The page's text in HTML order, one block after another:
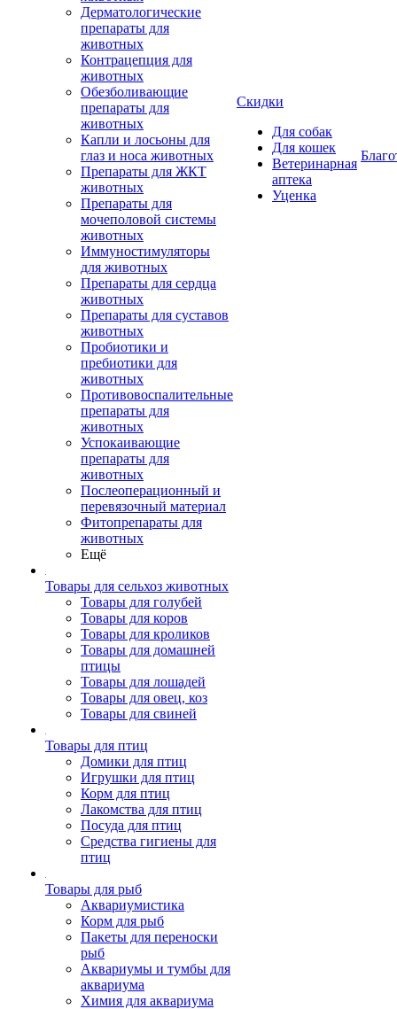
Дерматологические
препараты для
животных
Контрацепция для
животных
Обезболивающие
препараты для
животных
Капли и лосьоны для
глаз и носа животных
Препараты для ЖКТ
животных
Препараты для
мочеполовой системы
животных
Иммуностимуляторы
для животных
Препараты для сердца
животных
Препараты для суставов
животных
Пробиотики и
пребиотики для
животных
Противовоспалительные
препараты для
животных
Успокаивающие
препараты для
животных
Послеоперационный и
перевязочный материал
Фитопрепараты для
животных
Ещё
Товары для сельхоз животных
Товары для голубей
Товары для коров
Товары для кроликов
Товары для домашней
птицы
Товары для лошадей
Товары для овец, коз
Товары для свиней
Товары для птиц
Домики для птиц
Игрушки для птиц
Корм для птиц
Лакомства для птиц
Посуда для птиц
Средства гигиены для
птиц
Товары для рыб
Аквариумистика
Корм для рыб
Пакеты для переноски
рыб
Аквариумы и тумбы для
аквариума
Химия для аквариума
Скидки
Для собак
Для кошек
Ветеринарная
аптека
Уценка